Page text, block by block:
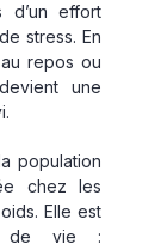
d’un effort
stress. En
repos ou
une
population
chez les
Elle est
de vie :